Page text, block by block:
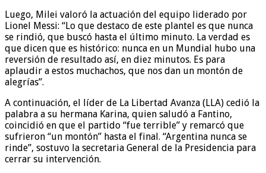
Luego, Milei valoró la actuación del equipo liderado por
Lionel Messi: “Lo que destaco de este plantel es que nunca
se rindió, que buscó hasta el último minuto. La verdad es
que dicen que es histórico: nunca en un Mundial hubo una
reversión de resultado así, en diez minutos. Es para
aplaudir a estos muchachos, que nos dan un montón de
alegrías”.
A continuación, el líder de La Libertad Avanza (LLA) cedió la
palabra a su hermana Karina, quien saludó a Fantino,
coincidió en que el partido “fue terrible” y remarcó que
sufrieron “un montón” hasta el final. “Argentina nunca se
rinde”, sostuvo la secretaria General de la Presidencia para
cerrar su intervención.